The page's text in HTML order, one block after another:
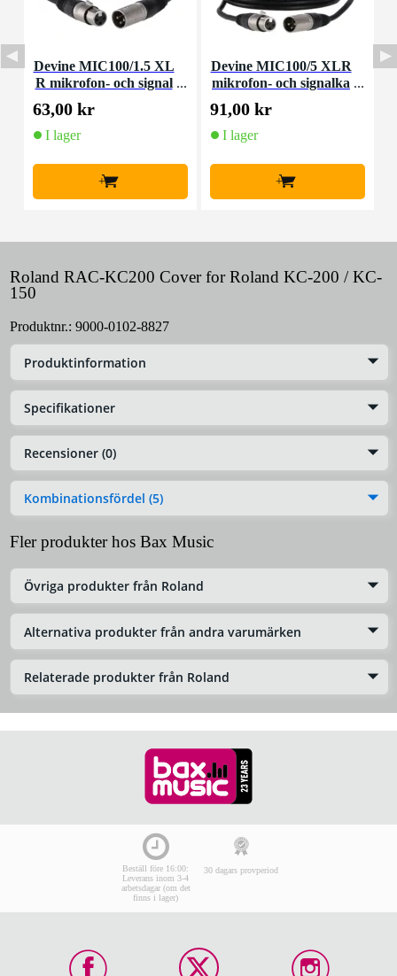
Devine MIC100/1.5 XL
R mikrofon- och signal
kabel 1,5 meter
63,00 kr
I lager
+
Devine MIC100/5 XLR
mikrofon- och signalka
bel 5 meter
91,00 kr
I lager
+
Roland RAC-KC200 Cover for Roland KC-200 / KC-
150
Produktnr.: 9000-0102-8827
Produktinformation
Specifikationer
Recensioner (0)
Kombinationsfördel (5)
Fler produkter hos Bax Music
Övriga produkter från Roland
Alternativa produkter från andra varumärken
Relaterade produkter från Roland
Beställ före 16:00:
Leverans inom 3-4
arbetsdagar (om det
finns i lager)
30 dagars provperiod